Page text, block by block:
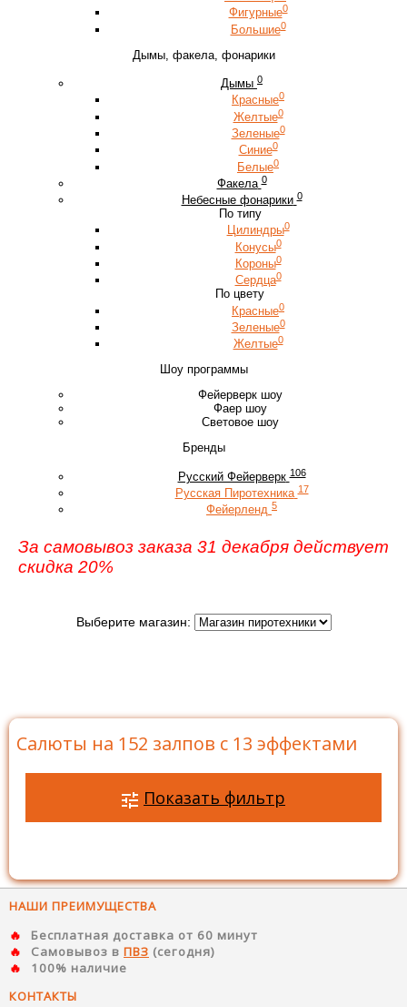
Фигурные0
Большие0
Дымы, факела, фонарики
Дымы 0
Красные0
Желтые0
Зеленые0
Синие0
Белые0
Факела 0
Небесные фонарики 0
По типу
Цилиндры0
Конусы0
Короны0
Сердца0
По цвету
Красные0
Зеленые0
Желтые0
Шоу программы
Фейерверк шоу
Фаер шоу
Световое шоу
Бренды
Русский Фейерверк 106
Русская Пиротехника 17
Фейерленд 5
За самовывоз заказа 31 декабря действует
скидка 20%
Выберите магазин:
Салюты на 152 залпов с 13 эффектами
Показать фильтр
НАШИ ПРЕИМУЩЕСТВА
Бесплатная доставка от 60 минут
Самовывоз в ПВЗ (сегодня)
100% наличие
КОНТАКТЫ